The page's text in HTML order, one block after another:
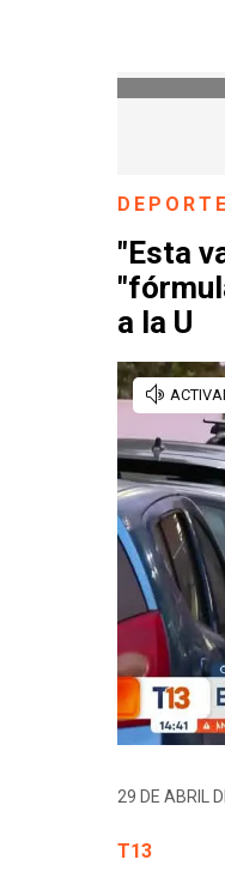
"Esta
a la U
29 DE ABRIL
T13